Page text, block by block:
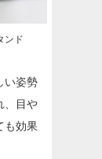
ンド
い姿勢
、目や
も効果